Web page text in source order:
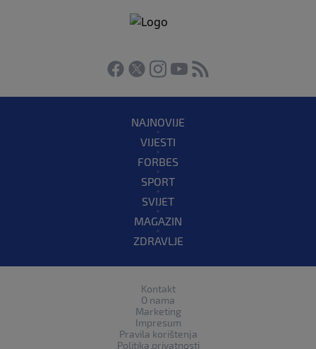
NAJNOVIJE
VIJESTI
FORBES
SPORT
SVIJET
MAGAZIN
ZDRAVLJE
Kontakt
O nama
Marketing
Impresum
Pravila korištenja
Politika privatnosti